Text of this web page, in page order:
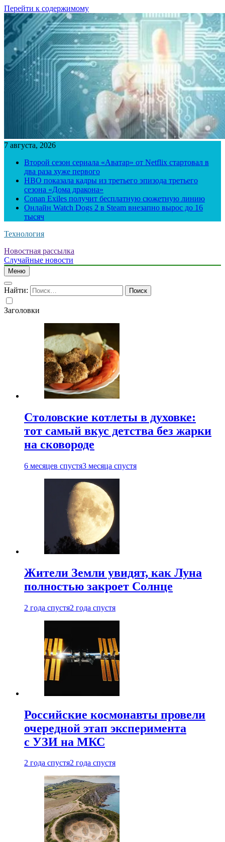
Перейти к содержимому
7 августа, 2026
Второй сезон сериала «Аватар» от Netflix стартовал в
два раза хуже первого
HBO показала кадры из третьего эпизода третьего
сезона «Дома дракона»
Conan Exiles получит бесплатную сюжетную линию
Онлайн Watch Dogs 2 в Steam внезапно вырос до 16
тысяч
Технология
Новостная рассылка
Случайные новости
Меню
Найти:
Заголовки
Столовские котлеты в духовке:
тот самый вкус детства без жарки
на сковороде
6 месяцев спустя3 месяца спустя
Жители Земли увидят, как Луна
полностью закроет Солнце
2 года спустя2 года спустя
Российские космонавты провели
очередной этап эксперимента
с УЗИ на МКС
2 года спустя2 года спустя